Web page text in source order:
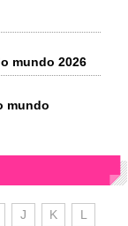
mundo 2026
mundo
J K L